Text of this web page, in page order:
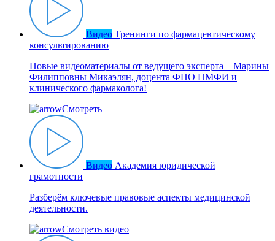
Видео Тренинги по фармацевтическому
консультированию
Новые видеоматериалы от ведущего эксперта – Марины
Филипповны Микаэлян, доцента ФПО ПМФИ и
клинического фармаколога!
Смотреть
Видео Академия юридической
грамотности
Разберём ключевые правовые аспекты медицинской
деятельности.
Смотреть видео